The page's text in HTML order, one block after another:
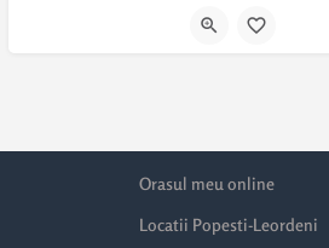
Strada Drumul Fermei 103b, Popești-
Orasul meu online
Locatii Popesti-Leordeni